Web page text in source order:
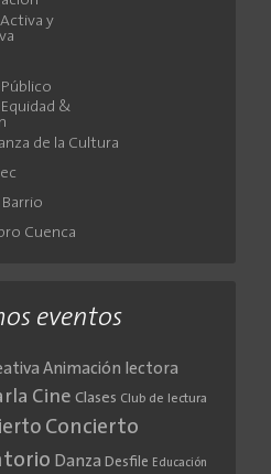
y
&
de la Cultura
Cuenca
eventos
Animación lectora
Cine Clases Club de lectura
Concierto
Danza Desfile Educación